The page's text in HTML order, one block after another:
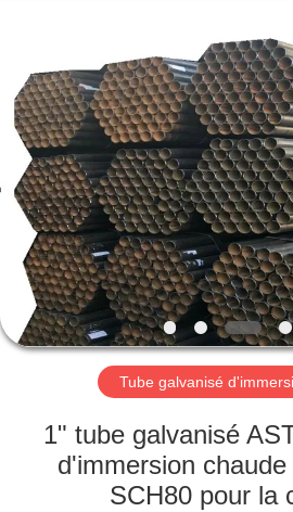
MAISON
PRODUITS
AU
SUJET
DE
NOUS
VISITE
D'USINE
Rights
Reserved.
Tube galvanisé
1" tube galvanisé
d'immersion
SCH80 pour la